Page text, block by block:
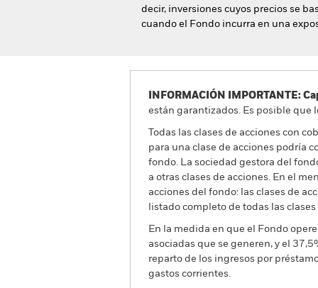
decir, inversiones cuyos precios se
cuando el Fondo incurra en una
INFORMACIÓN IMPORTANTE:
están garantizados. Es posible
Todas las clases de acciones con
para una clase de acciones podría
fondo. La sociedad gestora del
a otras clases de acciones. En el
acciones del fondo: las clases de
listado completo de todas las
En la medida en que el Fondo
asociadas que se generen, y el
reparto de los ingresos por
gastos corrientes.